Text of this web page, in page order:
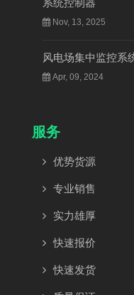
Nov, 13, 2025
风电场集中监控系
Apr, 09, 2024
服务
优势货源
专业销售
实力雄厚
快速报价
快速发货